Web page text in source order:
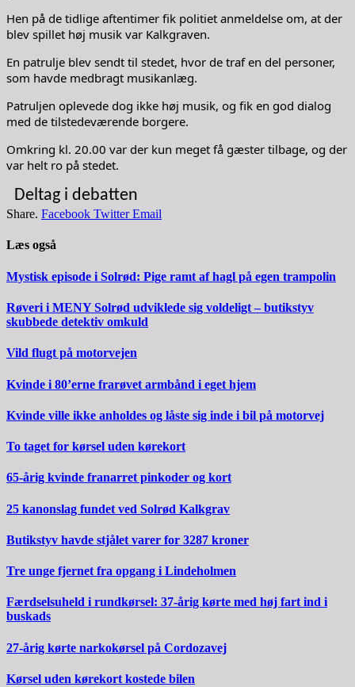
Hen på de tidlige aftentimer fik politiet anmeldelse om, at der
blev spillet høj musik var Kalkgraven.
En patrulje blev sendt til stedet, hvor de traf en del personer,
som havde medbragt musikanlæg.
Patruljen oplevede dog ikke høj musik, og fik en god dialog
med de tilstedeværende borgere.
Omkring kl. 20.00 var der kun meget få gæster tilbage, og der
var helt ro på stedet.
Deltag i debatten
Share. Facebook Twitter Email
Læs også
Mystisk episode i Solrød: Pige ramt af hagl på egen trampolin
Røveri i MENY Solrød udviklede sig voldeligt – butikstyv
skubbede detektiv omkuld
Vild flugt på motorvejen
Kvinde i 80’erne frarøvet armbånd i eget hjem
Kvinde ville ikke anholdes og låste sig inde i bil på motorvej
To taget for kørsel uden kørekort
65-årig kvinde franarret pinkoder og kort
25 kanonslag fundet ved Solrød Kalkgrav
Butikstyv havde stjålet varer for 3287 kroner
Tre unge fjernet fra opgang i Lindeholmen
Færdselsuheld i rundkørsel: 37-årig kørte med høj fart ind i
buskads
27-årig kørte narkokørsel på Cordozavej
Kørsel uden kørekort kostede bilen